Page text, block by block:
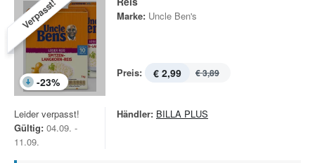
Verpasst!
-23%
Marke: Uncle Ben's
Preis: € 2,99 € 3,89
Leider verpasst!
Gültig: 04.09. -
11.09.
Händler: BILLA PLUS